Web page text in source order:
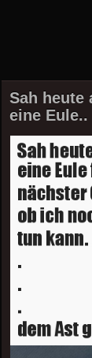
Sah heute
eine Eule..